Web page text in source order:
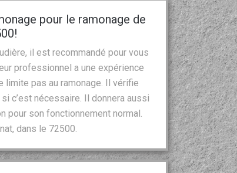
pour le ramonage de
il est recommandé pour vous
professionnel a une expérience
limite pas au ramonage. Il vérifie
c’est nécessaire. Il donnera aussi
pour son fonctionnement normal.
dans le 72500.